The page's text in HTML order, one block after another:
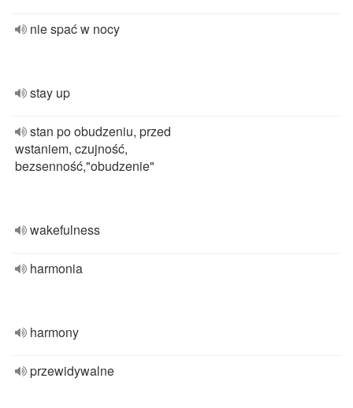
nie spać w nocy
stay up
stan po obudzeniu, przed
wstaniem, czujność,
bezsenność,"obudzenie"
wakefulness
harmonia
harmony
przewidywalne